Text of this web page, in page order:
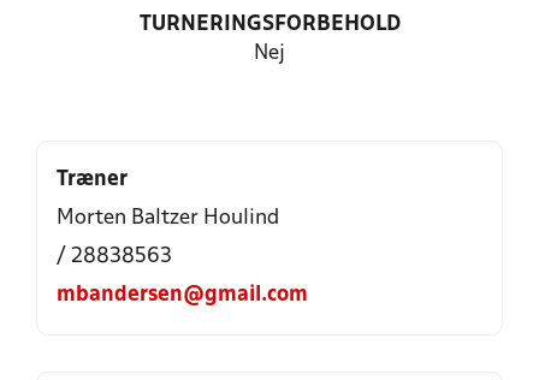
TURNERINGSFORBEHOLD
Nej
Træner
Morten Baltzer Houlind
/ 28838563
mbandersen@gmail.com